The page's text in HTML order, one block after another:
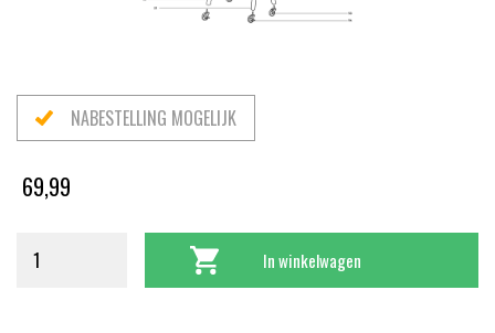
NABESTELLING MOGELIJK
69,99
In winkelwagen